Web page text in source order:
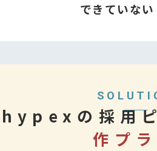
できていない
hypexの採用
作プラ